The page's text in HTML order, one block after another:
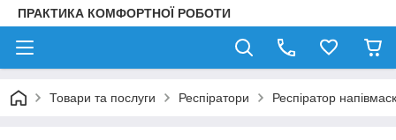
ПРАКТИКА КОМФОРТНОЇ РОБОТИ
Товари та послуги Респіратори Респіратор